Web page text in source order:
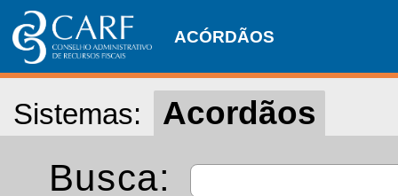
ACÓRDÃOS
Sistemas: Acordãos
Busca: